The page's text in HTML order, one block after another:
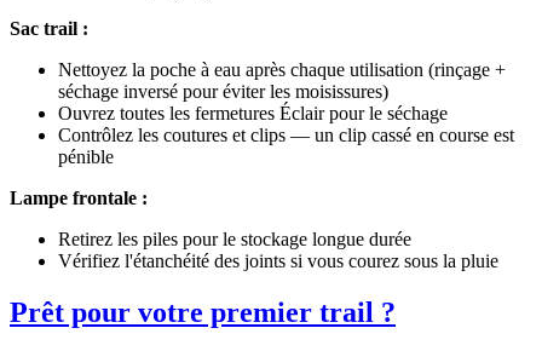
Sac trail :
Nettoyez la poche à eau après chaque utilisation (rinçage +
séchage inversé pour éviter les moisissures)
Ouvrez toutes les fermetures Éclair pour le séchage
Contrôlez les coutures et clips — un clip cassé en course est
pénible
Lampe frontale :
Retirez les piles pour le stockage longue durée
Vérifiez l'étanchéité des joints si vous courez sous la pluie
Prêt pour votre premier trail ?